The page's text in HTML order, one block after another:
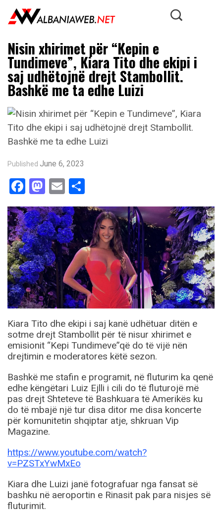
Nisin xhirimet për “Kepin e
Tundimeve”, Kiara Tito dhe ekipi i
saj udhëtojnë drejt Stambollit.
Bashkë me ta edhe Luizi
Published June 6, 2023
Facebook
Mastodon
Email
Kiara Tito dhe ekipi i saj kanë udhëtuar ditën e
sotme drejt Stambollit për të nisur xhirimet e
emisionit “Kepi Tundimeve”që do të vijë nën
drejtimin e moderatores këtë sezon.
Bashkë me stafin e programit, në fluturim ka qenë
edhe këngëtari Luiz Ejlli i cili do të fluturojë më
pas drejt Shteteve të Bashkuara të Amerikës ku
do të mbajë një tur disa ditor me disa koncerte
për komunitetin shqiptar atje, shkruan Vip
Magazine.
https://www.youtube.com/watch?
v=PZSTxYwMxEo
Kiara dhe Luizi janë fotografuar nga fansat së
bashku në aeroportin e Rinasit pak para nisjes së
fluturimit.